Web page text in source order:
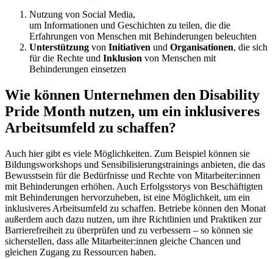
Nutzung von Social Media,
um Informationen und Geschichten zu teilen, die die
Erfahrungen von Menschen mit Behinderungen beleuchten
Unterstützung von Initiativen und Organisationen, die sich
für die Rechte und Inklusion von Menschen mit
Behinderungen einsetzen
Wie können Unternehmen den Disability
Pride Month nutzen, um ein inklusiveres
Arbeitsumfeld zu schaffen?
Auch hier gibt es viele Möglichkeiten. Zum Beispiel können sie
Bildungsworkshops und Sensibilisierungstrainings anbieten, die das
Bewusstsein für die Bedürfnisse und Rechte von Mitarbeiter:innen
mit Behinderungen erhöhen. Auch Erfolgsstorys von Beschäftigten
mit Behinderungen hervorzuheben, ist eine Möglichkeit, um ein
inklusiveres Arbeitsumfeld zu schaffen. Betriebe können den Monat
außerdem auch dazu nutzen, um ihre Richtlinien und Praktiken zur
Barrierefreiheit zu überprüfen und zu verbessern – so können sie
sicherstellen, dass alle Mitarbeiter:innen gleiche Chancen und
gleichen Zugang zu Ressourcen haben.